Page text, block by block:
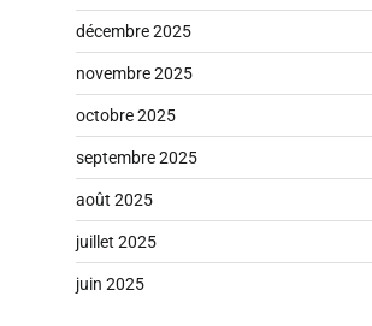
décembre 2025
novembre 2025
octobre 2025
septembre 2025
août 2025
juillet 2025
juin 2025